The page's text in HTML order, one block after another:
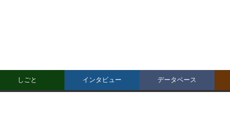
しごと インタビュー データベース